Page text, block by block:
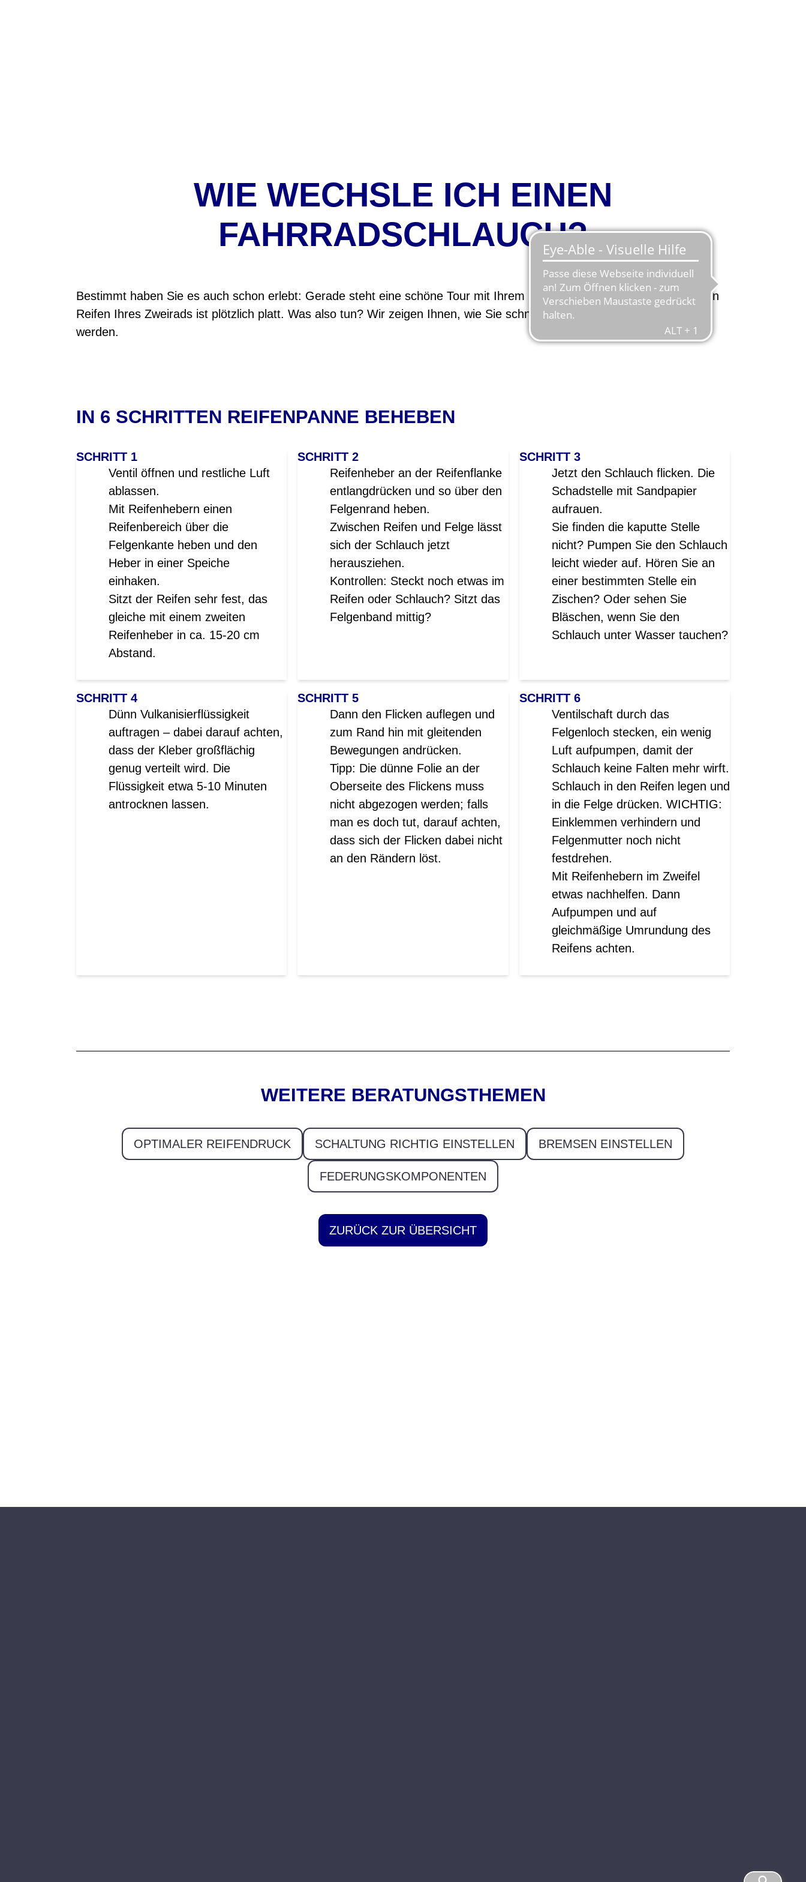
WIE WECHSLE ICH EINEN
FAHRRADSCHLAUCH?
Bestimmt haben Sie es auch schon erlebt: Gerade steht eine schöne Tour mit Ihrem Fahrrad oder Elektrorad an, und ein
Reifen Ihres Zweirads ist plötzlich platt. Was also tun? Wir zeigen Ihnen, wie Sie schnell eigenständig wieder mobil
werden.
IN 6 SCHRITTEN REIFENPANNE BEHEBEN
SCHRITT 1
Ventil öffnen und restliche Luft
ablassen.
Mit Reifenhebern einen
Reifenbereich über die
Felgenkante heben und den
Heber in einer Speiche
einhaken.
Sitzt der Reifen sehr fest, das
gleiche mit einem zweiten
Reifenheber in ca. 15-20 cm
Abstand.
SCHRITT 2
Reifenheber an der Reifenflanke
entlangdrücken und so über den
Felgenrand heben.
Zwischen Reifen und Felge lässt
sich der Schlauch jetzt
herausziehen.
Kontrollen: Steckt noch etwas im
Reifen oder Schlauch? Sitzt das
Felgenband mittig?
SCHRITT 3
Jetzt den Schlauch flicken. Die
Schadstelle mit Sandpapier
aufrauen.
Sie finden die kaputte Stelle
nicht? Pumpen Sie den Schlauch
leicht wieder auf. Hören Sie an
einer bestimmten Stelle ein
Zischen? Oder sehen Sie
Bläschen, wenn Sie den
Schlauch unter Wasser tauchen?
SCHRITT 4
Dünn Vulkanisierflüssigkeit
auftragen – dabei darauf achten,
dass der Kleber großflächig
genug verteilt wird. Die
Flüssigkeit etwa 5-10 Minuten
antrocknen lassen.
SCHRITT 5
Dann den Flicken auflegen und
zum Rand hin mit gleitenden
Bewegungen andrücken.
Tipp: Die dünne Folie an der
Oberseite des Flickens muss
nicht abgezogen werden; falls
man es doch tut, darauf achten,
dass sich der Flicken dabei nicht
an den Rändern löst.
SCHRITT 6
Ventilschaft durch das
Felgenloch stecken, ein wenig
Luft aufpumpen, damit der
Schlauch keine Falten mehr wirft.
Schlauch in den Reifen legen und
in die Felge drücken. WICHTIG:
Einklemmen verhindern und
Felgenmutter noch nicht
festdrehen.
Mit Reifenhebern im Zweifel
etwas nachhelfen. Dann
Aufpumpen und auf
gleichmäßige Umrundung des
Reifens achten.
WEITERE BERATUNGSTHEMEN
OPTIMALER REIFENDRUCK SCHALTUNG RICHTIG EINSTELLEN BREMSEN EINSTELLEN
FEDERUNGSKOMPONENTEN
ZURÜCK ZUR ÜBERSICHT